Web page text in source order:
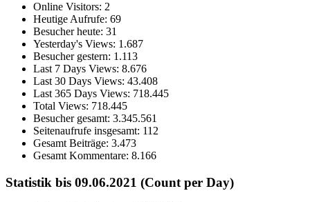
Online Visitors: 2
Heutige Aufrufe: 69
Besucher heute: 31
Yesterday's Views: 1.687
Besucher gestern: 1.113
Last 7 Days Views: 8.676
Last 30 Days Views: 43.408
Last 365 Days Views: 718.445
Total Views: 718.445
Besucher gesamt: 3.345.561
Seitenaufrufe insgesamt: 112
Gesamt Beiträge: 3.473
Gesamt Kommentare: 8.166
Statistik bis 09.06.2021 (Count per Day)